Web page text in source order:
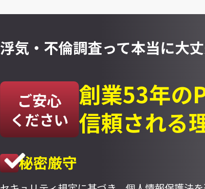
浮気・不倫調査って本当に大
ご安心
ください
創業53年の
信頼される
秘密厳守